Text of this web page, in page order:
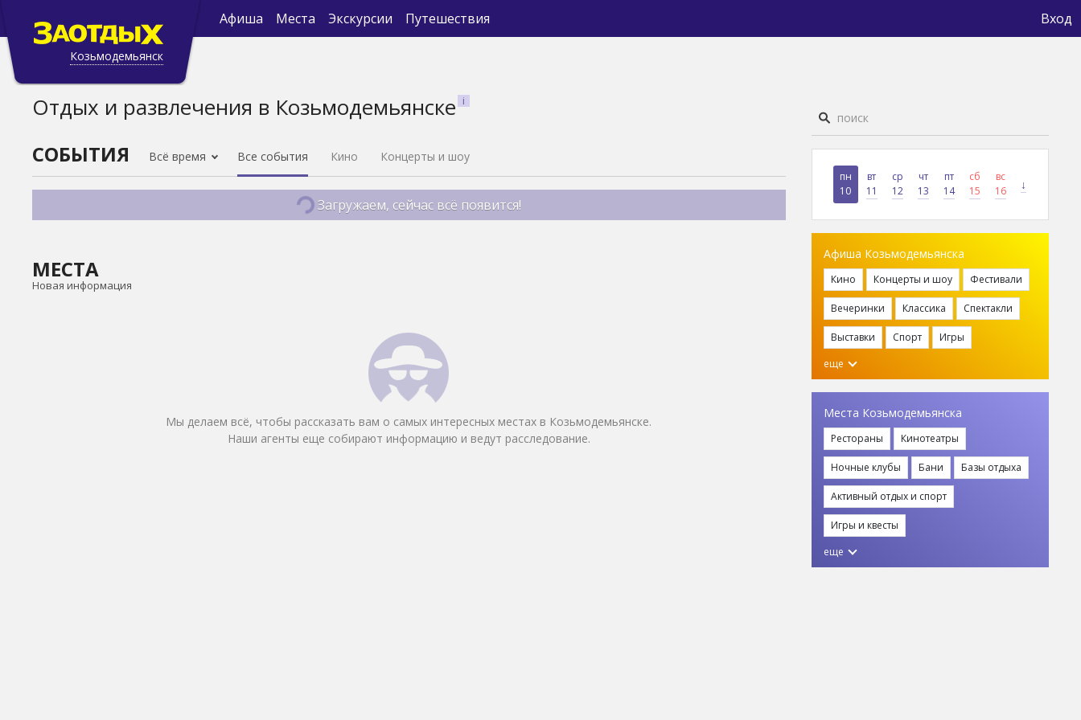
Козьмодемьянск
Афиша Места Экскурсии Путешествия Вход
Отдых и развлечения в Козьмодемьянске
СОБЫТИЯ Всё время Все события Кино Концерты и шоу
Загружаем, сейчас всё появится!
МЕСТА
Новая информация
Мы делаем всё, чтобы рассказать вам о самых интересных местах в Козьмодемьянске.
Наши агенты еще собирают информацию и ведут расследование.
пн
10
вт
11
ср
12
чт
13
пт
14
сб
15
вс
16
↓
Афиша Козьмодемьянска
Кино Концерты и шоу Фестивали
Вечеринки Классика Спектакли
Выставки Спорт
Игры
еще
Места Козьмодемьянска
Рестораны Кинотеатры
Ночные клубы Бани Базы отдыха
Активный отдых и спорт
Игры и квесты
еще